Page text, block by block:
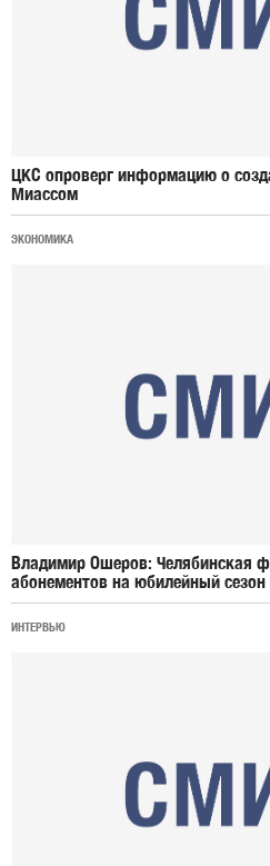
ЦКС опроверг информацию о
Миассом
ЭКОНОМИКА
Владимир Ошеров: Челябинская
абонементов на юбилейный сезон
ИНТЕРВЬЮ